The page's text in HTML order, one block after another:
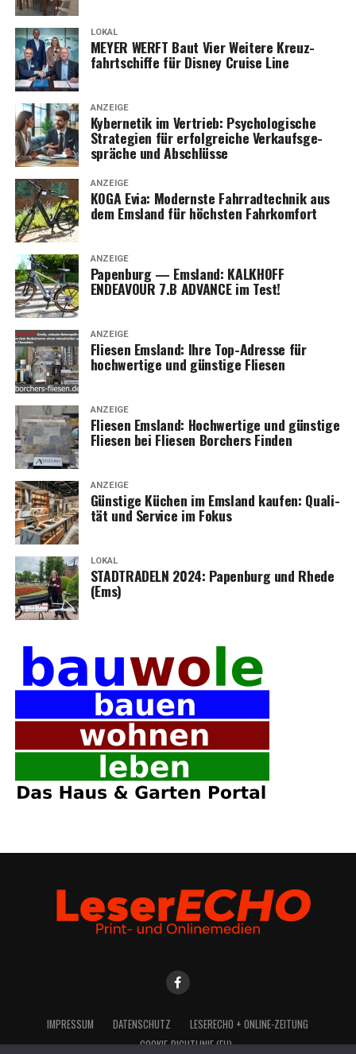
LOKAL
MEYER WERFT Baut Vier Wei­te­re Kreuz­
fahrt­schif­fe für Dis­ney Crui­se Line
ANZEIGE
Kyber­ne­tik im Ver­trieb: Psy­cho­lo­gi­sche
Stra­te­gien für erfolg­rei­che Ver­kaufs­ge­
sprä­che und Abschlüsse
ANZEIGE
KOGA Evia: Moderns­te Fahr­rad­tech­nik aus
dem Ems­land für höchs­ten Fahrkomfort
ANZEIGE
Papen­burg — Ems­land: KALKHOFF
ENDEAVOUR 7.B ADVANCE im Test!
ANZEIGE
Flie­sen Ems­land: Ihre Top-Adres­se für
hoch­wer­ti­ge und güns­ti­ge Fliesen
ANZEIGE
Flie­sen Ems­land: Hoch­wer­ti­ge und güns­ti­ge
Flie­sen bei Flie­sen Bor­chers Finden
ANZEIGE
Güns­ti­ge Küchen im Ems­land kau­fen: Qua­li­
tät und Ser­vice im Fokus
LOKAL
STADTRADELN 2024: Papen­burg und Rhe­de
(Ems)
IMPRES­SUM DATEN­SCHUTZ
LESE­R­ECHO + ONLINE-ZEITUNG
COO­KIE-RICH­T­­LI­­NIE (EU)